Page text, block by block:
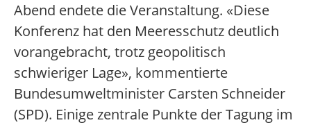
Abend endete die Veranstaltung. «Diese
Konferenz hat den Meeresschutz deutlich
vorangebracht, trotz geopolitisch
schwieriger Lage», kommentierte
Bundesumweltminister Carsten Schneider
(SPD). Einige zentrale Punkte der Tagung im